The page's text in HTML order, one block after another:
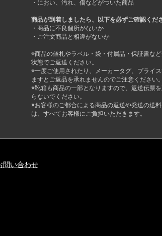
・におい、汚れ、傷などがついた商品
商品が到着しましたら、以下を必ずご確認くださ
・商品に不良個所がないか
・ご注文商品と相違がないか
※商品の値札やラベル・袋・付属品・保証書な
状態でご返送ください。
※一度ご使用されたり、メーカータグ、プライ
ますとご返品を承れませんのでご注意ください。
※靴箱も商品の一部となりますので、返送伝票
らないでください。
※お客様のご都合による商品の返送や発送の送
は、すべてお客様にご負担いただきます。
問い合わせ